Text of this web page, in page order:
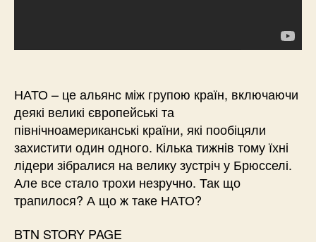
НАТО – це альянс між групою країн, включаючи
деякі великі європейські та
північноамериканські країни, які пообіцяли
захистити один одного. Кілька тижнів тому їхні
лідери зібралися на велику зустріч у Брюсселі.
Але все стало трохи незручно. Так що
трапилося? А що ж таке НАТО?
BTN STORY PAGE